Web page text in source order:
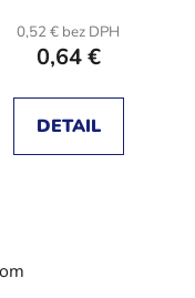
0,52 € bez DPH
0,64 €
DETAIL